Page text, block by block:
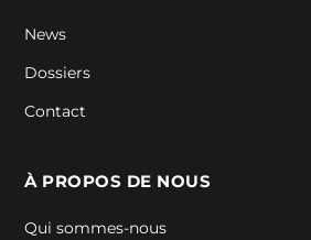
News
Dossiers
Contact
À PROPOS DE NOUS
Qui sommes-nous